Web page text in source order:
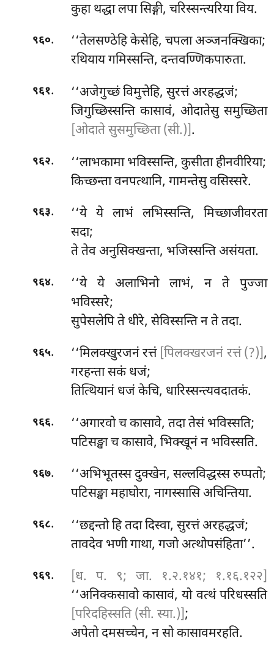
कुहाथद्धा लपा सिङ्गी, चरिस्सन्त्यरिया विय.
९६०.
‘‘तेलसण्ठेहि केसेहि, चपला अञ्जनक्खिका;
रथियाय गमिस्सन्ति, दन्तवण्णिकपारुता.
९६१. ‘‘अजेगुच्छंविमुत्तेहि, सुरत्तं अरहद्धजं;
जिगुच्छिस्सन्ति कासावं, ओदातेसु समुच्छिता
[ओदाते सुसमुच्छिता (सी.)].
९६२.
‘‘लाभकामा भविस्सन्ति, कुसीता हीनवीरिया;
किच्छन्ता वनपत्थानि, गामन्तेसु वसिस्सरे.
९६३. ‘‘ये ये लाभं लभिस्सन्ति, मिच्छाजीवरता
सदा;
ते तेव अनुसिक्खन्ता, भजिस्सन्ति असंयता.
९६४.
‘‘ये ये अलाभिनो लाभं, न ते पुज्जा
भविस्सरे;
सुपेसलेपि ते धीरे, सेविस्सन्ति न ते तदा.
९६५. ‘‘मिलक्खुरजनं रत्तं [पिलक्खरजनं रत्तं (?)],
गरहन्ता सकं धजं;
तित्थियानं धजं केचि, धारिस्सन्त्यवदातकं.
९६६.
‘‘अगारवो च कासावे, तदा तेसं भविस्सति;
पटिसङ्खा च कासावे, भिक्खूनं न भविस्सति.
९६७.
‘‘अभिभूतस्स दुक्खेन, सल्लविद्धस्स रुप्पतो;
पटिसङ्खा महाघोरा, नागस्सासि अचिन्तिया.
९६८.
‘‘छद्दन्तो हि तदा दिस्वा, सुरत्तं अरहद्धजं;
तावदेव भणी गाथा, गजो अत्थोपसंहिता’’.
९६९.
[ध. प. ९; जा. १.२.१४१; १.१६.१२२]
‘‘अनिक्कसावोकासावं, यो वत्थं परिधस्सति
[परिदहिस्सति (सी. स्या.)];
अपेतो दमसच्चेन, न सो कासावमरहति.